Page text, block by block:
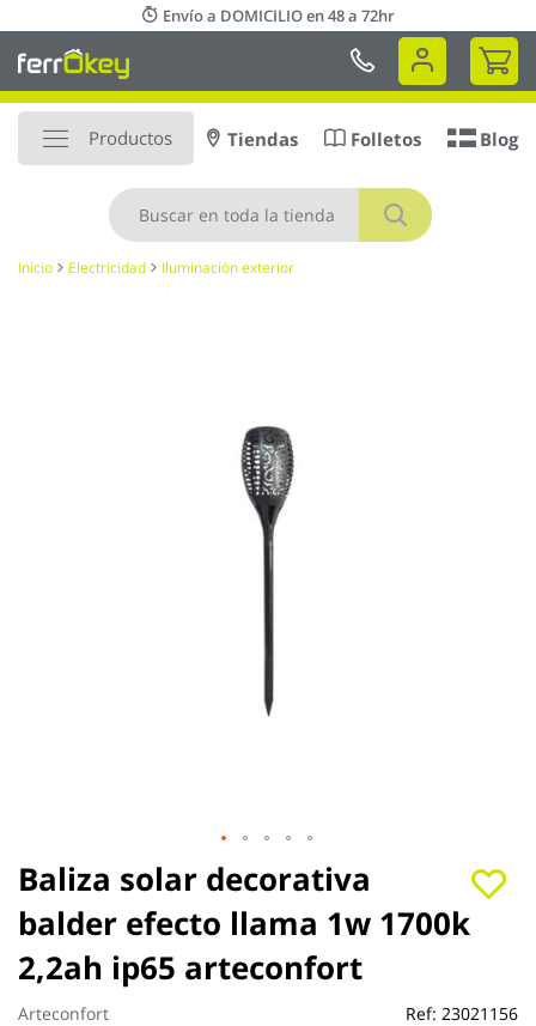
al
contenido
Envío a DOMICILIO en 48 a 72hr
Mi
Productos
Buscar
Tiendas Folletos Blog
Inicio Electricidad Iluminación exterior
Baliza solar decorativa
balder efecto llama 1w 1700k
2,2ah ip65 arteconfort
Arteconfort Ref: 23021156
Saltar
al
comienzo
de
la
galería
de